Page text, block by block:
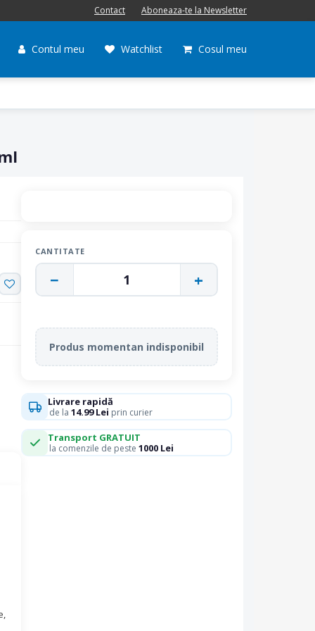
Contact Aboneaza-te la Newsletter
Contul meu Watchlist Cosul meu
CANTITATE
− 1 +
Produs momentan indisponibil
Livrare rapidă
de la 14.99 Lei prin curier
Transport GRATUIT
la comenzile de peste 1000 Lei